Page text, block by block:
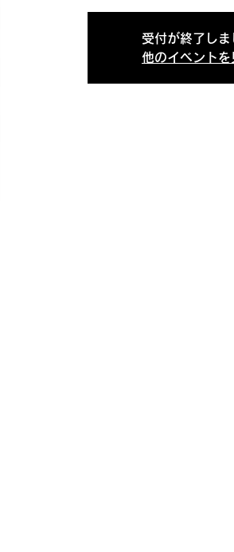
受付が終了しま
他のイベントを